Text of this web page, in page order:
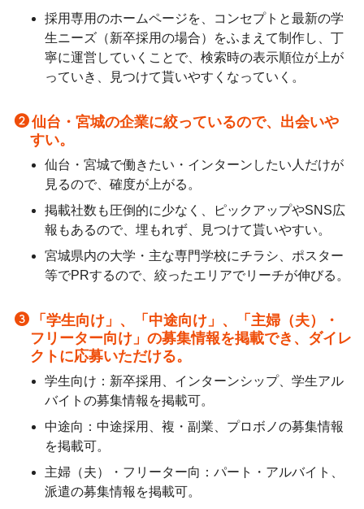
採用専用のホームページを、コンセプトと最新の学
生ニーズ（新卒採用の場合）をふまえて制作し、丁
寧に運営していくことで、検索時の表示順位が上が
っていき、見つけて貰いやすくなっていく。
仙台・宮城の企業に絞っているので、出会いや
すい。
仙台・宮城で働きたい・インターンしたい人だけが
見るので、確度が上がる。
掲載社数も圧倒的に少なく、ピックアップやSNS広
報もあるので、埋もれず、見つけて貰いやすい。
宮城県内の大学・主な専門学校にチラシ、ポスター
等でPRするので、絞ったエリアでリーチが伸びる。
「学生向け」、「中途向け」、「主婦（夫）・
フリーター向け」の募集情報を掲載でき、ダイレ
クトに応募いただける。
学生向け：新卒採用、インターンシップ、学生アル
バイトの募集情報を掲載可。
中途向：中途採用、複・副業、プロボノの募集情報
を掲載可。
主婦（夫）・フリーター向：パート・アルバイト、
派遣の募集情報を掲載可。